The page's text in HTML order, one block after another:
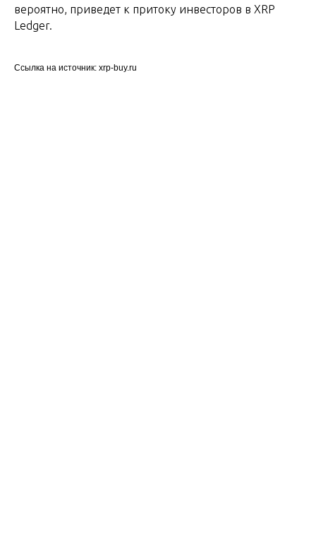
вероятно, приведет к притоку инвесторов в XRP
Ledger.
Ссылка на источник: xrp-buy.ru